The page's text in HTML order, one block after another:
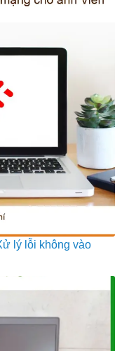
lý lỗi không vào